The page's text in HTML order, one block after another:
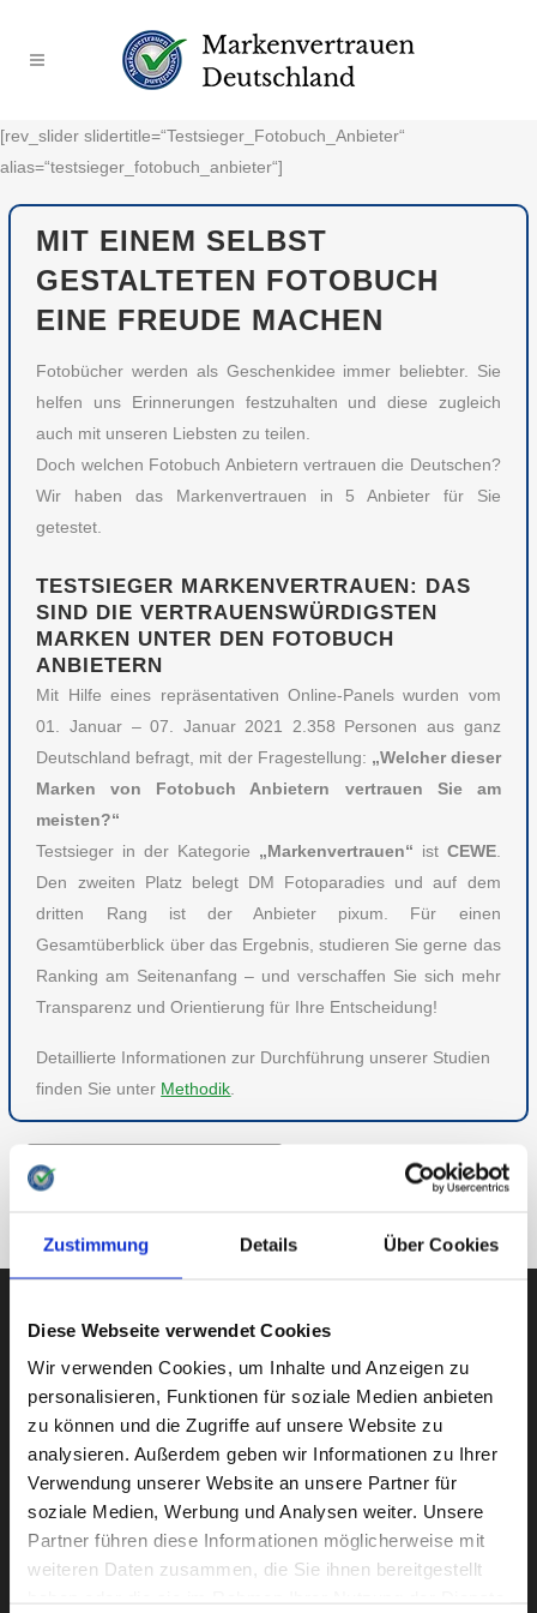
Zustimmung Details Über Cookies
Diese Webseite verwendet Cookies
Wir verwenden Cookies, um Inhalte und Anzeigen zu
personalisieren, Funktionen für soziale Medien anbieten
zu können und die Zugriffe auf unsere Website zu
analysieren. Außerdem geben wir Informationen zu Ihrer
Verwendung unserer Website an unsere Partner für
soziale Medien, Werbung und Analysen weiter. Unsere
Partner führen diese Informationen möglicherweise mit
weiteren Daten zusammen, die Sie ihnen bereitgestellt
[rev_slider slidertitle=“Testsieger_Fotobuch_Anbieter“
alias=“testsieger_fotobuch_anbieter“]
MIT EINEM SELBST
GESTALTETEN FOTOBUCH
EINE FREUDE MACHEN
Fotobücher werden als Geschenkidee immer beliebter. Sie
helfen uns Erinnerungen festzuhalten und diese zugleich
auch mit unseren Liebsten zu teilen.
Doch welchen Fotobuch Anbietern vertrauen die Deutschen?
Wir haben das Markenvertrauen in 5 Anbieter für Sie
getestet.
TESTSIEGER MARKENVERTRAUEN: DAS
SIND DIE VERTRAUENSWÜRDIGSTEN
MARKEN UNTER DEN FOTOBUCH
ANBIETERN
Mit Hilfe eines repräsentativen Online-Panels wurden vom
01. Januar – 07. Januar 2021 2.358 Personen aus ganz
Deutschland befragt, mit der Fragestellung: „Welcher dieser
Marken von Fotobuch Anbietern vertrauen Sie am
meisten?“
Testsieger in der Kategorie „Markenvertrauen“ ist CEWE.
Den zweiten Platz belegt DM Fotoparadies und auf dem
dritten Rang ist der Anbieter pixum. Für einen
Gesamtüberblick über das Ergebnis, studieren Sie gerne das
Ranking am Seitenanfang – und verschaffen Sie sich mehr
Transparenz und Orientierung für Ihre Entscheidung!
Detaillierte Informationen zur Durchführung unserer Studien
finden Sie unter Methodik.
ZU FREIZEIT & HOBBY
AUBII GMBH
Große Bleichen 21
20354 HAMBURG